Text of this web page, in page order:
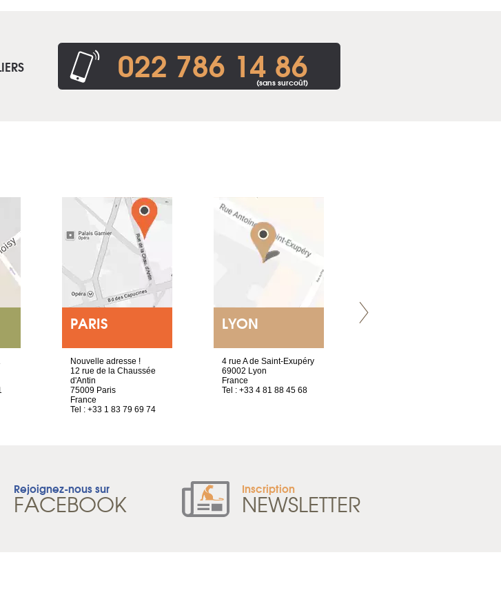
022 786 14 86
(sans surcoût)
PARIS
Nouvelle adresse !
12 rue de la Chaussée
d'Antin
75009 Paris
France
Tel : +33 1 83 79 69 74
LYON
4 rue A de Saint-Exupéry
69002 Lyon
France
Tel : +33 4 81 88 45 68
Rejoignez-nous sur
FACEBOOK Inscription
NEWSLETTER